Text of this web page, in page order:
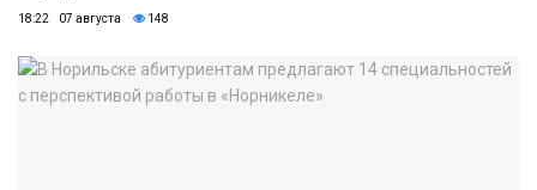
18:22 07 августа 148